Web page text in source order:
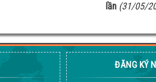
lần (31/05/
ĐĂNG KÝ